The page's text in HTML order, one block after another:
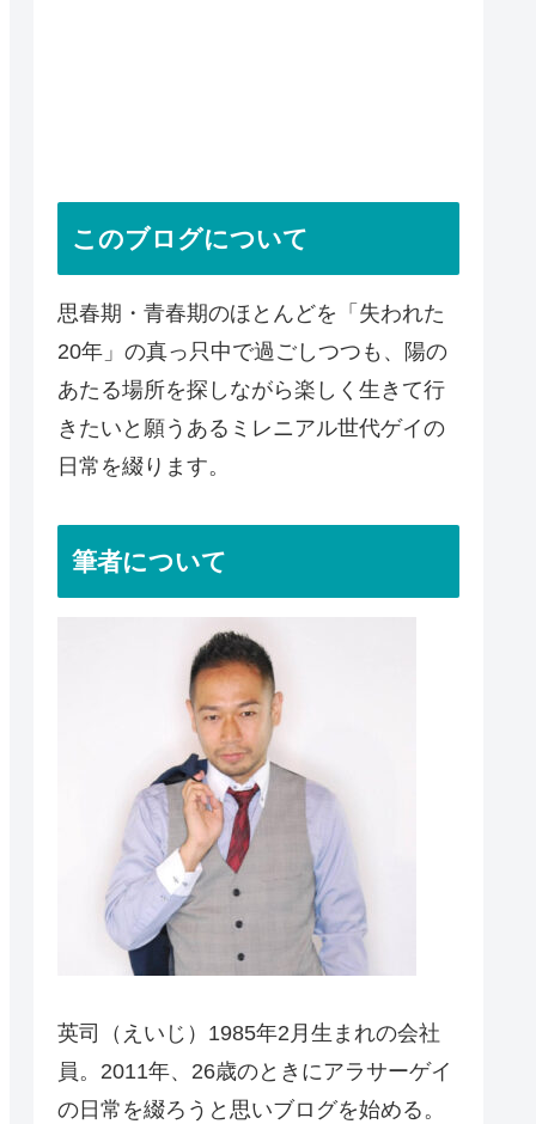
このブログについて
思春期・青春期のほとんどを「失われた
20年」の真っ只中で過ごしつつも、陽の
あたる場所を探しながら楽しく生きて行
きたいと願うあるミレニアル世代ゲイの
日常を綴ります。
筆者について
英司（えいじ）1985年2月生まれの会社
員。2011年、26歳のときにアラサーゲイ
の日常を綴ろうと思いブログを始める。